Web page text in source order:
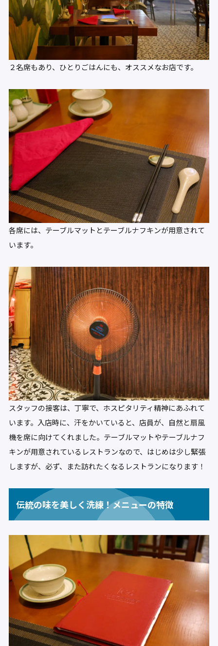
２名席もあり、ひとりごはんにも、オススメなお店です。
各席には、テーブルマットとテーブルナフキンが用意されて
います。
スタッフの接客は、丁寧で、ホスピタリティ精神にあふれて
います。入店時に、汗をかいていると、店員が、自然と扇風
機を席に向けてくれました。テーブルマットやテーブルナフ
キンが用意されているレストランなので、はじめは少し緊張
しますが、必ず、また訪れたくなるレストランになります！
伝統の味を美しく洗練！メニューの特徴